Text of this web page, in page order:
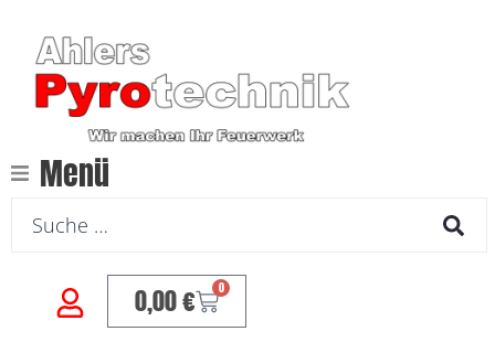
Menü
0,00€ 0